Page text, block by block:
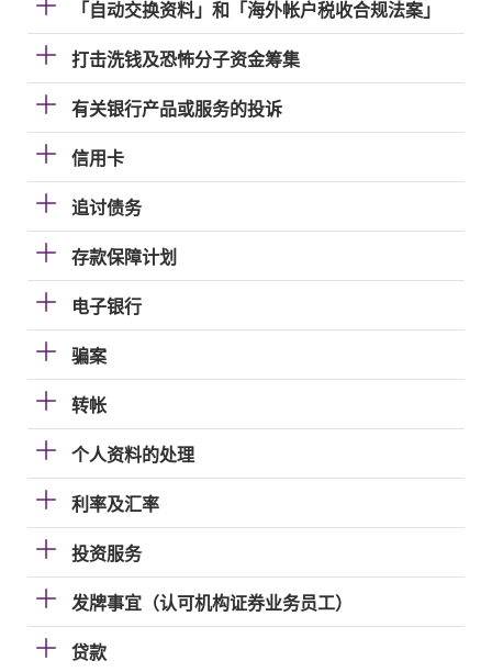
「自动交换资料」和「海外帐户税收合规法案」
打击洗钱及恐怖分子资金筹集
有关银行产品或服务的投诉
信用卡
追讨债务
存款保障计划
电子银行
骗案
转帐
个人资料的处理
利率及汇率
投资服务
发牌事宜（认可机构证券业务员工）
贷款